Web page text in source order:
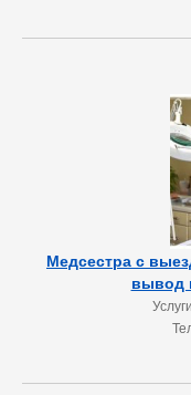
Медсестра с
вывод
Услуги